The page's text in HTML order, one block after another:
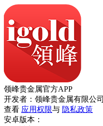
领峰贵金属官方APP
开发者：领峰贵金属有限公司
查看 应用权限与 隐私政策
安卓版本：